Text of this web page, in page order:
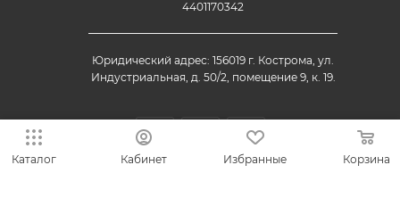
4401170342
Юридический адрес: 156019 г. Кострома, ул.
Индустриальная, д. 50/2, помещение 9, к. 19.
Каталог Кабинет Избранные Корзина